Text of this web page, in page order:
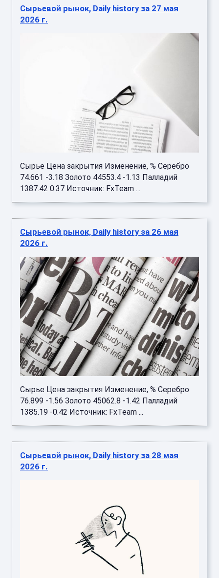
Сырьевой рынок, Daily history за 27 мая
2026 г.
Сырье Цена закрытия Изменение, % Серебро
74.661 -3.18 Золото 44553.4 -1.13 Палладий
1387.42 0.37 Источник: FxTeam ...
Сырьевой рынок, Daily history за 26 мая
2026 г.
Сырье Цена закрытия Изменение, % Серебро
76.899 -1.56 Золото 45062.8 -1.42 Палладий
1385.19 -0.42 Источник: FxTeam ...
Сырьевой рынок, Daily history за 28 мая
2026 г.